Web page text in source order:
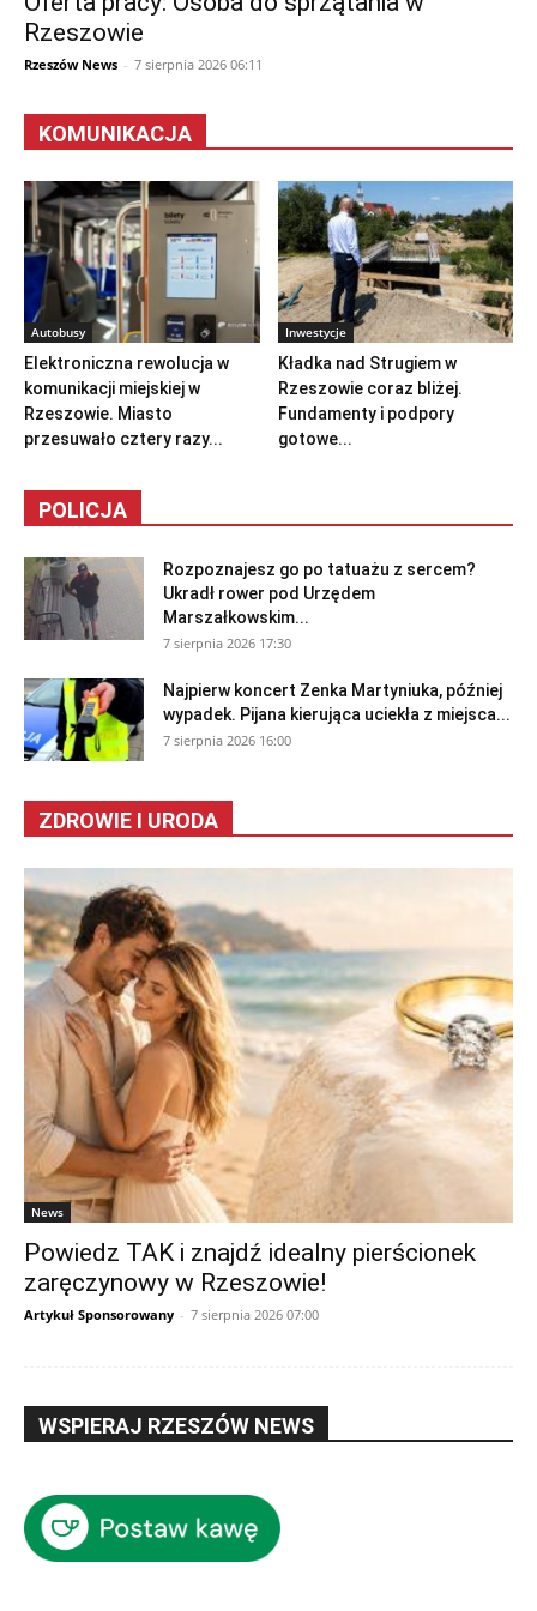
Rzeszowie
Rzeszów News - 7 sierpnia 2026 06:11
KOMUNIKACJA
Autobusy
Elektroniczna rewolucja w
komunikacji miejskiej w
Rzeszowie. Miasto
przesuwało cztery razy...
Inwestycje
Kładka nad Strugiem w
Rzeszowie coraz bliżej.
Fundamenty i podpory
gotowe...
POLICJA
Rozpoznajesz go po tatuażu z sercem?
Ukradł rower pod Urzędem
Marszałkowskim...
7 sierpnia 2026 17:30
Najpierw koncert Zenka Martyniuka, później
wypadek. Pijana kierująca uciekła z miejsca...
7 sierpnia 2026 16:00
ZDROWIE I URODA
News
Powiedz TAK i znajdź idealny pierścionek
zaręczynowy w Rzeszowie!
Artykuł Sponsorowany - 7 sierpnia 2026 07:00
WSPIERAJ RZESZÓW NEWS